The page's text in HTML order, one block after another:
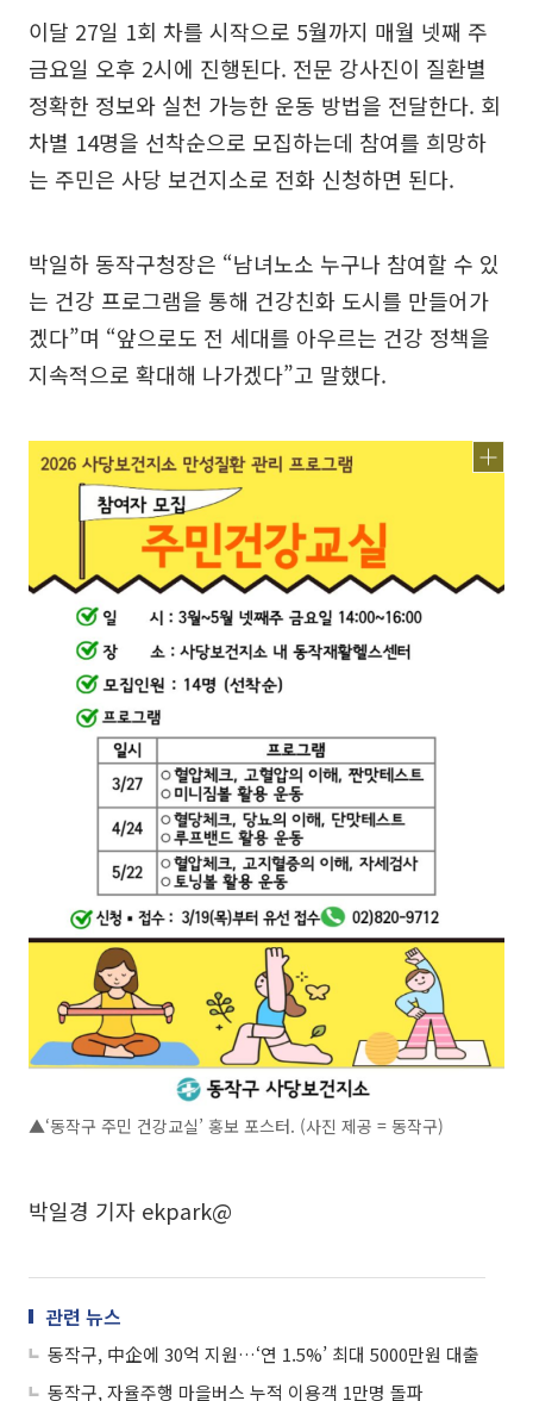
이달 27일 1회 차를 시작으로 5월까지 매월 넷째 주
금요일 오후 2시에 진행된다. 전문 강사진이 질환별
정확한 정보와 실천 가능한 운동 방법을 전달한다. 회
차별 14명을 선착순으로 모집하는데 참여를 희망하
는 주민은 사당 보건지소로 전화 신청하면 된다.
박일하 동작구청장은 “남녀노소 누구나 참여할 수 있
는 건강 프로그램을 통해 건강친화 도시를 만들어가
겠다”며 “앞으로도 전 세대를 아우르는 건강 정책을
지속적으로 확대해 나가겠다”고 말했다.
▲‘동작구 주민 건강교실’ 홍보 포스터. (사진 제공 = 동작구)
박일경 기자 ekpark@
관련 뉴스
동작구, 中企에 30억 지원…‘연 1.5%’ 최대 5000만원 대출
동작구, 자율주행 마을버스 누적 이용객 1만명 돌파